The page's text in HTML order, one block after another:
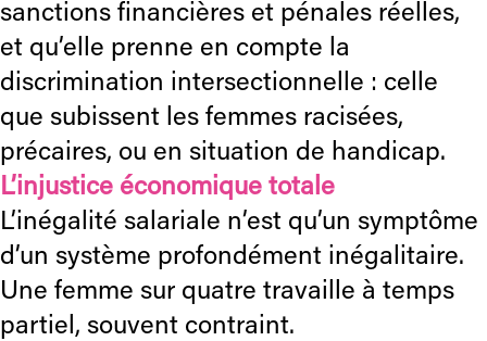
sanctions financières et pénales réelles,
et qu’elle prenne en compte la
discrimination intersectionnelle : celle
que subissent les femmes racisées,
précaires, ou en situation de handicap.
L’injustice économique totale
L’inégalité salariale n’est qu’un symptôme
d’un système profondément inégalitaire.
Une femme sur quatre travaille à temps
partiel, souvent contraint.